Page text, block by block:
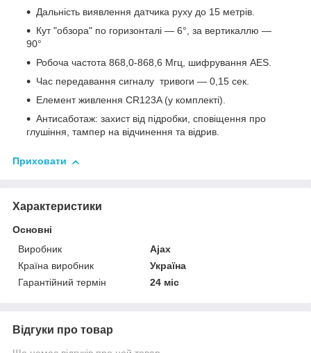
Дальність виявлення датчика руху до 15 метрів.
Кут "обзора" по горизонталі — 6°, за вертикаллю —
90°
Робоча частота 868,0-868,6 Мгц, шифрування AES.
Час передавання сигналу тривоги — 0,15 сек.
Елемент живлення CR123A (у комплекті).
Антисаботаж: захист від підробки, сповіщення про
глушіння, тампер на відчинення та відрив.
Приховати
Характеристики
Основні
Виробник
Ajax
Країна виробник
Україна
Гарантійний термін
24 міс
Відгуки про товар